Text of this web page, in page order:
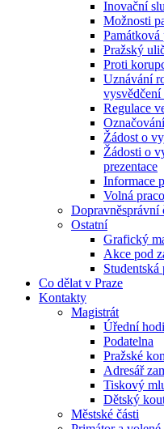
Inovační
Možnosti
Památková
Pražský
Proti
Uznávání
Regulace
Žádost o
Žádosti o
prezentace
Informace
Volná
Dopravněsprávní
Ostatní
Grafický
Akce pod
Studentská
Co dělat v Praze
Kontakty
Magistrát
Úřední
Podatelna
Pražské
Adresář
Tiskový
Dětský
Městské části